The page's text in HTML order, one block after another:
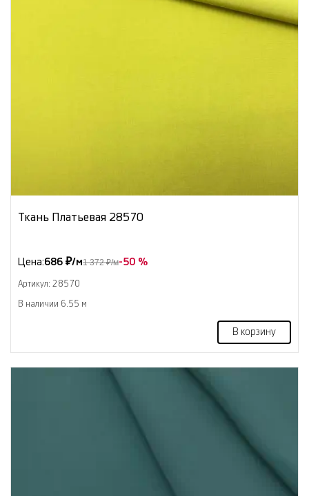
Ткань Платьевая 28570
Цена:686 ₽/м1 372 ₽/м-50 %
Артикул: 28570
В наличии 6.55 м
В корзину